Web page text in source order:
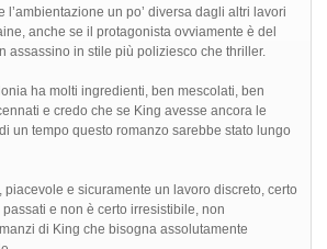
l’ambientazione un po’ diversa dagli altri lavori
anche se il protagonista ovviamente è del
assassino in stile più poliziesco che thriller.
ha molti ingredienti, ben mescolati, ben
e credo che se King avesse ancora le
un tempo questo romanzo sarebbe stato lungo
piacevole e sicuramente un lavoro discreto, certo
e non è certo irresistibile, non
di King che bisogna assolutamente